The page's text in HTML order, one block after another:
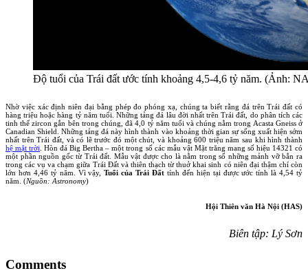
Độ tuổi của Trái đất ước tính khoảng 4,5-4,6 tỷ năm. (Ảnh:
Nhờ việc xác định niên đại bằng phép đo phóng xạ, chúng ta biết rằng đá trên Trái đất có
hàng triệu hoặc hàng tỷ năm tuổi. Những tảng đá lâu đời nhất trên Trái đất, do phân tích các
tinh thể zircon gắn bên trong chúng, đã 4,0 tỷ năm tuổi và chúng nằm trong Acasta Gneiss ở
Canadian Shield. Những tảng đá này hình thành vào khoảng thời gian sự sống xuất hiện sớm
nhất trên Trái đất, và có lẽ trước đó một chút, và khoảng 600 triệu năm sau khi hình thành
hệ mặt trời .Hòn đá Big Bertha – một trong số các mẫu vật Mặt trăng mang số hiệu 14321 có
một phần nguồn gốc từ Trái đất. Mẫu vật được cho là nằm trong số những mảnh vỡ bắn ra
trong các vụ va chạm giữa Trái Đất và thiên thạch từ thuở khai sinh có niên đại thậm chí còn
lớn hơn 4,46 tỷ năm. Vì vậy,Tuổi của Trái Đất tính đến hiện tại được ước tính là 4,54 tỷ
năm. (Nguồn: Astronomy)
Hội Thiên văn Hà Nội (HAS)
Biên tập: Lý Sơn
Comments